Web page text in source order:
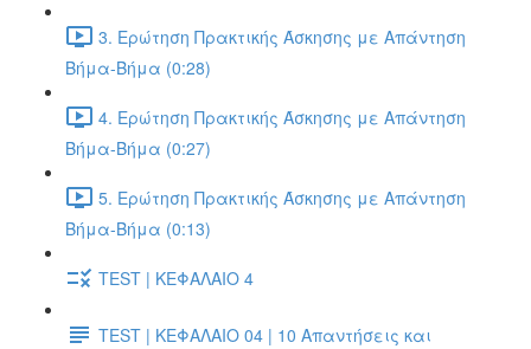
3. Ερώτηση Πρακτικής Άσκησης με Απάντηση
Βήμα-Βήμα (0:28)
4. Ερώτηση Πρακτικής Άσκησης με Απάντηση
Βήμα-Βήμα (0:27)
5. Ερώτηση Πρακτικής Άσκησης με Απάντηση
Βήμα-Βήμα (0:13)
TEST | ΚΕΦΑΛΑΙΟ 4
TEST | ΚΕΦΑΛΑΙΟ 04 | 10 Απαντήσεις και